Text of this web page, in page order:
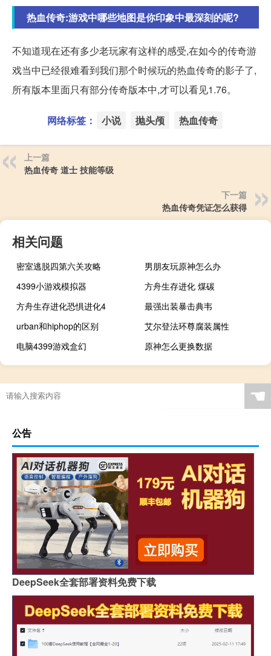
热血传奇:游戏中哪些地图是你印象中最深刻的呢?
不知道现在还有多少老玩家有这样的感受,在如今的传奇游
戏当中已经很难看到我们那个时候玩的热血传奇的影子了,
所有版本里面只有部分传奇版本中,才可以看见1.76。
网络标签： 小说 抛头颅 热血传奇
上一篇
热血传奇 道士 技能等级
下一篇
热血传奇凭证怎么获得
相关问题
密室逃脱四第六关攻略
男朋友玩原神怎么办
4399小游戏模拟器
方舟生存进化 煤碳
方舟生存进化恐惧进化4
最强出装暴击典韦
urban和hiphop的区别
艾尔登法环尊腐装属性
电脑4399游戏盒幻
原神怎么更换数据
☚
公告
DeepSeek全套部署资料免费下载